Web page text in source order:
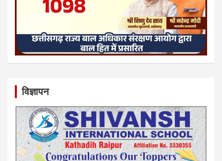
विज्ञापन